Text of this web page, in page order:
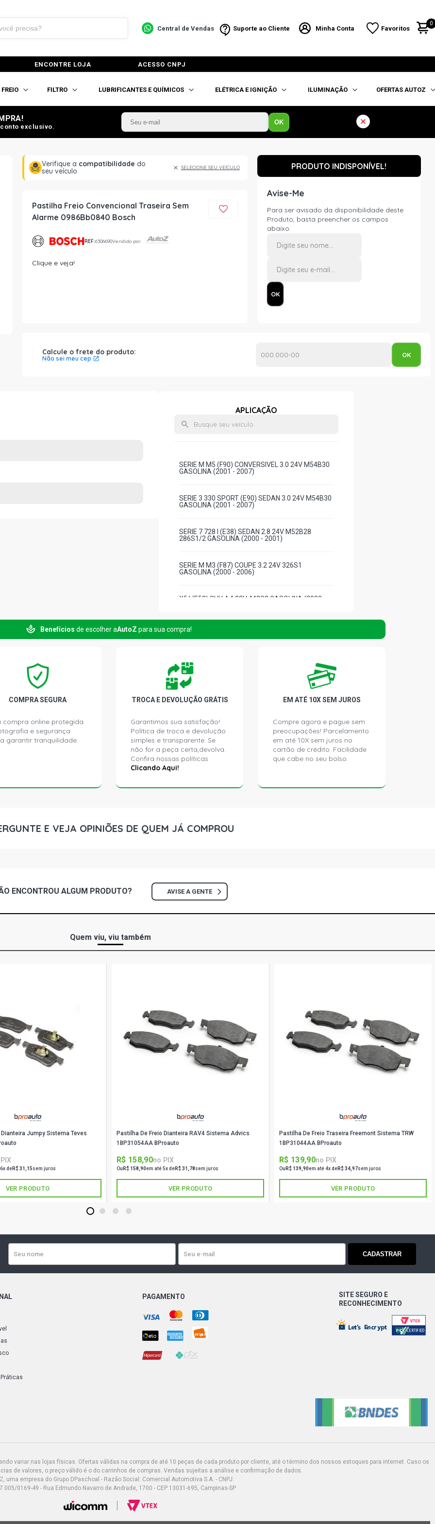
Central de Vendas Suporte ao Cliente Minha Conta Favoritos
0
ENCONTRE LOJA ACESSO CNPJ
FREIO FILTRO LUBRIFICANTES E QUÍMICOS ELÉTRICA E IGNIÇÃO ILUMINAÇÃO OFERTAS AUTOZ
exclusivo.
OK
Verifique a compatibilidade do
seu veículo
SELECIONE SEU VEÍCULO
Pastilha Freio Convencional Traseira Sem
Alarme 0986Bb0840 Bosch
REF:6306690Vendido por:
Clique e veja!
PRODUTO INDISPONÍVEL!
Avise-Me
Para ser avisado da disponibilidade deste
Produto, basta preencher os campos
abaixo.
Calcule o frete do produto:
Não sei meu cep
APLICAÇÃO
SERIE M M5 (F90) CONVERSIVEL 3.0 24V M54B30
GASOLINA (2001 - 2007)
SERIE 3 330 SPORT (E90) SEDAN 3.0 24V M54B30
GASOLINA (2001 - 2007)
SERIE 7 728 I (E38) SEDAN 2.8 24V M52B28
286S1/2 GASOLINA (2000 - 2001)
SERIE M M3 (F87) COUPE 3.2 24V 326S1
GASOLINA (2000 - 2006)
X5 I (E53) SUV 4.4 32V 448S2 GASOLINA (2000 -
X5 I (E53) SUV 3.0 24V N52B30A L6 GASOLINA
(2001 - 2010)
Z4 ROADSTER CONVERSIVEL 3.0 24V V6
GASOLINA (2003 - 2008)
Benefícios de escolher aAutoZ para sua compra!
COMPRA SEGURA
compra online protegida.
e segurança
garantir tranquilidade.
TROCA E DEVOLUÇÃO GRÁTIS
Garantimos sua satisfação!
Política de troca e devolução
simples e transparente. Se
não for a peça certa,devolva.
Confira nossas políticas
Clicando Aqui!
EM ATÉ 10X SEM JUROS
Compre agora e pague sem
preocupações! Parcelamento
em até 10X sem juros no
cartão de crédito. Facilidade
que cabe no seu bolso.
E VEJA OPINIÕES DE QUEM JÁ COMPROU
ENCONTROU ALGUM PRODUTO? AVISE A GENTE
Quem viu, viu também
Jumpy Sistema Teves
deR$ 31,15sem juros
VER PRODUTO
Pastilha De Freio Dianteira RAV4 Sistema Advics
1BP31054AA BProauto
R$ 158,90no PIX
Ou R$ 158,90em até 5x deR$ 31,78sem juros
VER PRODUTO
Pastilha De Freio Traseira Freemont Sistema TRW
1BP31044AA BProauto
R$ 139,90no PIX
Ou R$ 139,90em até 4x deR$ 34,97sem juros
VER PRODUTO
1 2 3 4
CADASTRAR
PAGAMENTO
SITE SEGURO E
RECONHECIMENTO
variar nas lojas físicas. Ofertas válidas na compra de até 10 peças de cada produto por cliente, até o término dos nossos estoques para internet. Caso os
de valores, o preço válido é o do carrinhos de compras. Vendas sujeitas a análise e confirmação de dados.
uma empresa do Grupo DPaschoal - Razão Social: Comercial Automotiva S.A. - CNPJ:
0169-49 - Rua Edmundo Navarro de Andrade, 1700 - CEP 13031-695, Campinas-SP